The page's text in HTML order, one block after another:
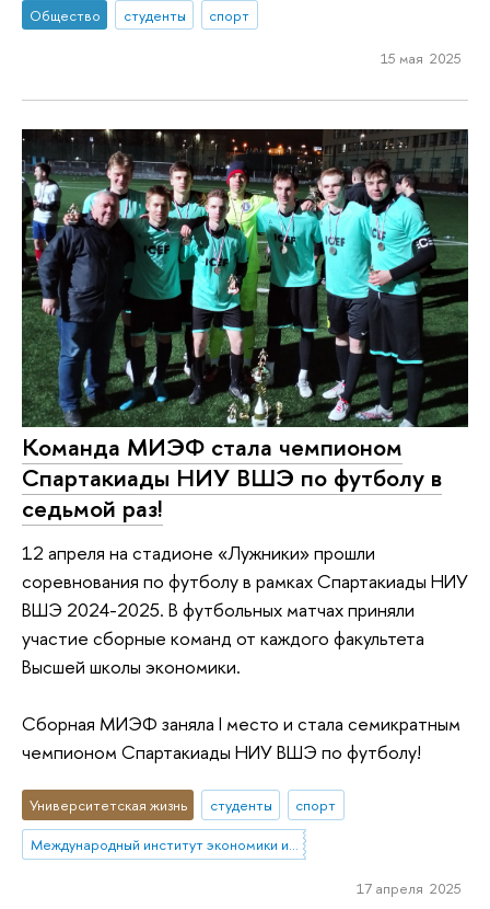
Общество студенты спорт
15 мая 2025
Команда МИЭФ стала чемпионом
Спартакиады НИУ ВШЭ по футболу в
седьмой раз!
12 апреля на стадионе «Лужники» прошли
соревнования по футболу в рамках Спартакиады НИУ
ВШЭ 2024-2025. В футбольных матчах приняли
участие сборные команд от каждого факультета
Высшей школы экономики.
Сборная МИЭФ заняла I место и стала семикратным
чемпионом Спартакиады НИУ ВШЭ по футболу!
Университетская жизнь студенты
спорт
Международный институт экономики и финансов
17 апреля 2025